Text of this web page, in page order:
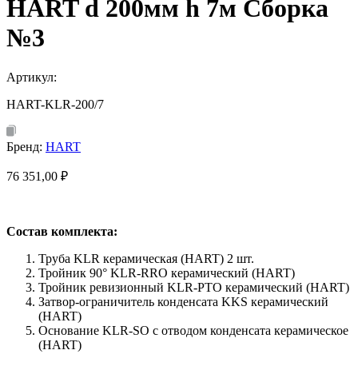
HART d 200мм h 7м Сборка
№3
Артикул:
HART-KLR-200/7
Бренд: HART
76 351,00 ₽
Состав комплекта:
Труба KLR керамическая (HART) 2 шт.
Тройник 90° KLR-RRO керамический (HART)
Тройник ревизионный KLR-PTO керамический (HART)
Затвор-ограничитель конденсата KKS керамический
(HART)
Основание KLR-SO с отводом конденсата керамическое
(HART)